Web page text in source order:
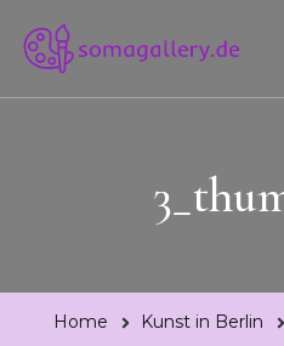
Was Sie über die Kunst und
Home
Kunst in Berlin